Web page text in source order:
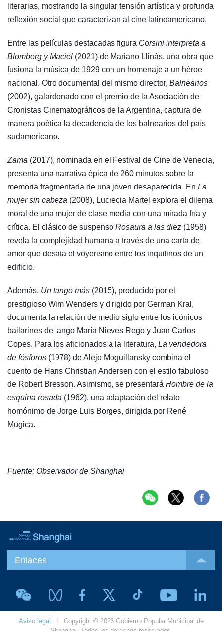
literarias, mostrando la singular tensión artística y profunda
reflexión social que caracterizan al cine latinoamericano.
Entre las películas destacadas figura Corsini interpreta a
Blomberg y Maciel (2021) de Mariano Llinás, una obra que
fusiona la música de 1929 con un homenaje a un héroe
nacional. Otro documental del mismo director, Balnearios
(2002), galardonado con el premio de la Asociación de
Cronistas Cinematográficos de la Argentina, captura de
manera poética la decadencia de los balnearios del país
sudamericano.
Zama (2017), nominada en el Festival de Cine de Venecia,
presenta una narrativa épica de 260 minutos sobre la
memoria fragmentada de una joven desaparecida. En La
mujer sin cabeza (2008), Lucrecia Martel explora el dilema
moral de una mujer de clase media con una mirada fría y
crítica. El clásico de suspenso Rosaura a las diez (1958)
revela la complejidad humana a través de una carta de
amor que desata el voyerismo entre los inquilinos de un
edificio.
Además, Un tango más (2015), producido por el
prestigioso Wim Wenders y dirigido por German Kral,
documenta la relación de medio siglo entre los icónicos
bailarines de tango María Nieves Rego y Juan Carlos
Copes. Para los aficionados a la literatura, La vendedora
de fósforos (1978) de Alejo Moguillansky combina el
cuento de Hans Christian Andersen con el estilo fabuloso
de Robert Bresson. Asimismo, se presentará Hombre de la
esquina rosada (1962), una adaptación del relato
homónimo de Jorge Luis Borges, dirigida por René
Mugica.
Fuente: Observador de Shanghai
Enlaces
Aviso legal
| Copyright © 2026 Gobierno Popular Municipal de